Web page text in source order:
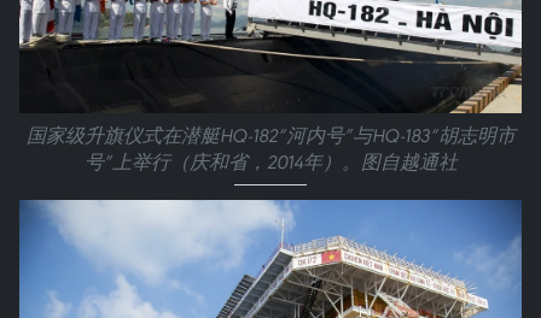
国家级升旗仪式在潜艇HQ-182“河内号”与HQ-183“胡志明市
号”上举行（庆和省，2014年）。图自越通社